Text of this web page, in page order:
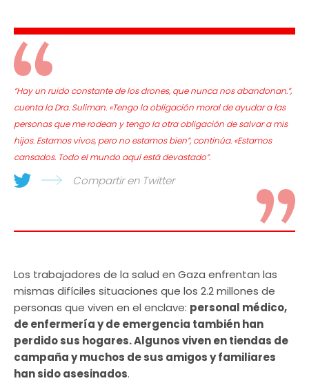
“Hay un ruido constante de los drones, que nunca nos abandonan.”,
cuenta la Dra. Suliman. «Tengo la obligación moral de ayudar a las
personas que me rodean y tengo la otra obligación de salvar a mis
hijos. Estamos vivos, pero no estamos bien”, continúa. «Estamos
cansados. Todo el mundo aquí está devastado”.
Compartir en Twitter
Los trabajadores de la salud en Gaza enfrentan las
mismas difíciles situaciones que los 2.2 millones de
personas que viven en el enclave: personal médico,
de enfermería y de emergencia también han
perdido sus hogares. Algunos viven en tiendas de
campaña y muchos de sus amigos y familiares
han sido asesinados.